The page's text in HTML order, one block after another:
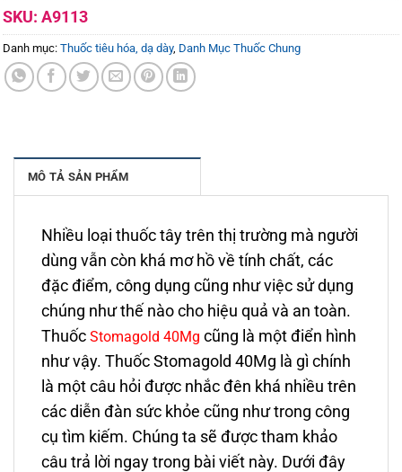
SKU: A9113
Danh mục: Thuốc tiêu hóa, dạ dày, Danh Mục Thuốc Chung
MÔ TẢ SẢN PHẨM
Nhiều loại thuốc tây trên thị trường mà người
dùng vẫn còn khá mơ hồ về tính chất, các
đặc điểm, công dụng cũng như việc sử dụng
chúng như thế nào cho hiệu quả và an toàn.
Thuốc Stomagold 40Mg cũng là một điển hình
như vậy. Thuốc Stomagold 40Mg là gì chính
là một câu hỏi được nhắc đên khá nhiều trên
các diễn đàn sức khỏe cũng như trong công
cụ tìm kiếm. Chúng ta sẽ được tham khảo
câu trả lời ngay trong bài viết này. Dưới đây